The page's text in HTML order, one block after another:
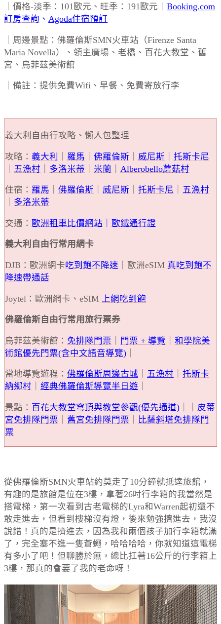
｜價格-淡季：101歐元、旺季：191歐元｜ Booking.com
訂房查詢 、 Agoda住宿預訂
｜周邊景點：佛羅倫斯SMN火車站（Firenze Santa
Maria Novella）、領主廣場、老橋、百花大教堂、舊
宮、烏菲茲美術館
｜備註：提供免費Wifi、早餐、免費寄放行李
義大利自由行攻略、懶人包整理
攻略： 義大利 羅馬 佛羅倫斯 威尼斯
托斯卡尼
五漁村 多洛米蒂 米蘭 Alberobello蘑菇村
住宿： 羅馬 佛羅倫斯 威尼斯 托斯卡尼
五漁村
多洛米蒂
交通： 歐洲租車比價網站 歐鐵通行證
義大利自由行常用網卡
DJB：歐洲網卡吃到飽不降速 ｜歐洲eSIM 真吃到飽不
降速帶通話
Joytel：歐洲網卡、eSIM 上網吃到飽
佛羅倫斯自由行常用旅行票券
烏菲茲美術館： 免排隊門票 門票 + 導覽
和學院美
術館優先門票(含中文語音導覽)
當地導覽遊程： 佛羅倫斯周邊古城 五漁村
托斯卡
納鄉村
經典佛羅倫斯導覽半日遊
景點： 百花大教堂穹頂與教堂參觀(優先通道)
皮蒂
宮免排隊門票
舊宮免排隊門票
比薩斜塔免排隊門
票
從佛羅倫斯SMN火車站約莫走了10分鐘就抵達旅館，
有趣的是旅館是位在3樓，拿著26吋行李箱的我當然是
搭電梯，第一次看到古老電梯的Lyra和Warren起初還不
敢走進去，但看到樓梯沒有燈，後來勉強擠進去，我沒
說錯！真的是擠進去，因為我和兩個孩子加行李箱就滿
了，完全塞不進一隻蒼蠅，哈哈哈哈，你就知道這電梯
有多小了吧！但聊勝於無，總比扛著16公斤的行李箱上
3樓，那真的會要了我的老命呀！